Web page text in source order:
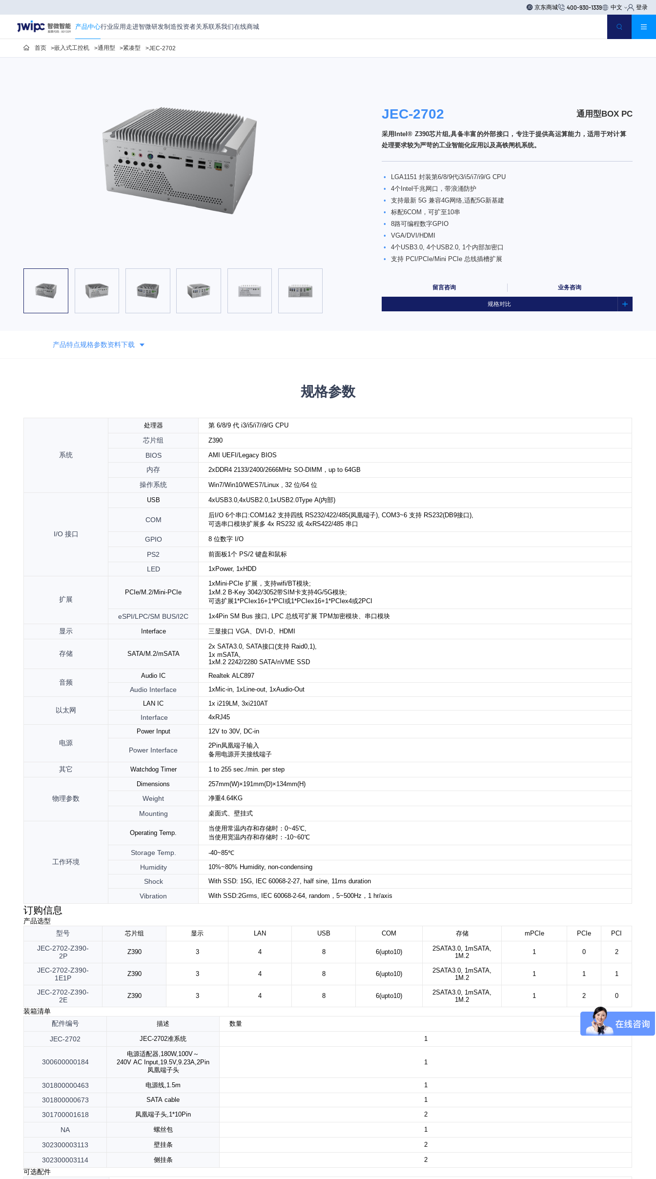
京东商城 400-930-1339 中文 登录
产品中心行业应用 走进智微研发制造投资者关系联系我们在线商城
首页 嵌入式工控机 通用型 紧凑型 JEC-2702
JEC-2702 通用型BOX PC
采用Intel® Z390芯片组,具备丰富的外部接口，专注于提供高运算能力，适用于对计算
处理要求较为严苛的工业智能化应用以及高铁闸机系统。
•
LGA1151 封装第6/8/9代i3/i5/i7/i9/G CPU
•
4个Intel千兆网口，带浪涌防护
•
支持最新 5G 兼容4G网络,适配5G新基建
•
标配6COM，可扩至10串
•
8路可编程数字GPIO
•
VGA/DVI/HDMI
•
4个USB3.0, 4个USB2.0, 1个内部加密口
•
支持 PCI/PCIe/Mini PCIe 总线插槽扩展
留言咨询 业务咨询
规格对比
产品特点规格参数资料下载
规格参数
系统
处理器 第 6/8/9 代 i3/i5/i7/i9/G CPU
芯片组 Z390
BIOS AMI UEFI/Legacy BIOS
内存 2xDDR4 2133/2400/2666MHz SO-DIMM ，up to 64GB
操作系统 Win7/Win10/WES7/Linux , 32 位/64 位
I/O 接口
USB 4xUSB3.0,4xUSB2.0,1xUSB2.0Type A(内部)
COM
后I/O 6个串口:COM1&2 支持四线 RS232/422/485(凤凰端子), COM3~6 支持 RS232(DB9接口),
可选串口模块扩展多 4x RS232 或 4xRS422/485 串口
GPIO 8 位数字 I/O
PS2 前面板1个 PS/2 键盘和鼠标
LED 1xPower, 1xHDD
扩展
PCIe/M.2/Mini-PCIe
1xMini-PCIe 扩展 ，支持wifi/BT模块;
1xM.2 B-Key 3042/3052带SIM卡支持4G/5G模块;
可选扩展1*PCIex16+1*PCI或1*PCIex16+1*PCIex4或2PCI
eSPI/LPC/SM BUS/I2C 1x4Pin SM Bus 接口, LPC 总线可扩展 TPM加密模块、串口模块
显示 Interface 三显接口 VGA、DVI-D、HDMI
存储 SATA/M.2/mSATA
2x SATA3.0, SATA接口(支持 Raid0,1),
1x mSATA,
1xM.2 2242/2280 SATA/nVME SSD
音频
Audio IC Realtek ALC897
Audio Interface 1xMic-in, 1xLine-out, 1xAudio-Out
以太网
LAN IC 1xi219LM, 3xi210AT
Interface 4xRJ45
电源
Power Input 12V to 30V, DC-in
Power Interface
2Pin凤凰端子输入
备用电源开关接线端子
其它 Watchdog Timer 1 to 255 sec./min. per step
物理参数
Dimensions 257mm(W)×191mm(D)×134mm(H)
Weight 净重4.64KG
Mounting 桌面式、壁挂式
工作环境
Operating Temp.
当使用常温内存和存储时：0~45℃,
当使用宽温内存和存储时：-10~60℃
Storage Temp. -40~85℃
Humidity 10%~80% Humidity, non-condensing
Shock With SSD: 15G, IEC 60068-2-27, half sine, 11ms duration
Vibration With SSD:2Grms, IEC 60068-2-64, random，5~500Hz，1 hr/axis
订购信息
产品选型
型号
芯片组 显示 LAN USB COM 存储 mPCIe PCIe PCI
JEC-2702-Z390-
2P
Z390 3 4 8 6(upto10)
2SATA3.0, 1mSATA,
1M.2
1 0 2
JEC-2702-Z390-
1E1P
Z390 3 4 8 6(upto10)
2SATA3.0, 1mSATA,
1M.2
1 1 1
JEC-2702-Z390-
2E
Z390 3 4 8 6(upto10)
2SATA3.0, 1mSATA,
1M.2
1 2 0
装箱清单
配件编号 描述 数量
JEC-2702 JEC-2702准系统 1
300600000184
电源适配器,180W,100V～
240V AC Input,19.5V,9.23A,2Pin
凤凰端子头
1
301800000463 电源线,1.5m 1
301800000673 SATA cable 1
301700001618 凤凰端子头,1*10Pin 2
NA 螺丝包 1
302300003113 壁挂条 2
302300003114 侧挂条 2
可选配件